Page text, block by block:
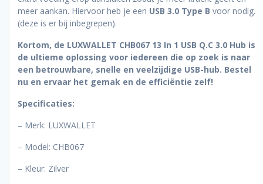
meer aankan. Hiervoor heb je een USB 3.0 Type B voor nodig.
(deze is er bij inbegrepen).
Kortom, de LUXWALLET CHB067 13 In 1 USB Q.C 3.0 Hub is
de ultieme oplossing voor iedereen die op zoek is naar
een betrouwbare, snelle en veelzijdige USB-hub. Bestel
nu en ervaar het gemak en de efficiëntie zelf!
Specificaties:
– Merk: LUXWALLET
– Model: CHB067
– Kleur: Zilver